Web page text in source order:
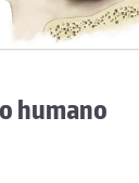
humano